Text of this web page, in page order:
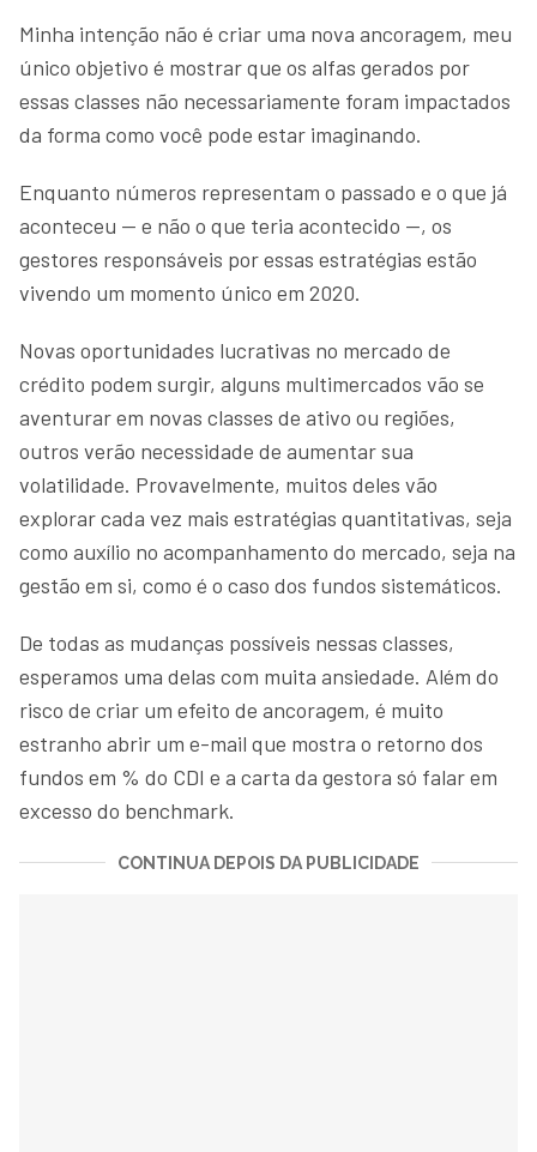
Minha intenção não é criar uma nova ancoragem, meu
único objetivo é mostrar que os alfas gerados por
essas classes não necessariamente foram impactados
da forma como você pode estar imaginando.
Enquanto números representam o passado e o que já
aconteceu — e não o que teria acontecido —, os
gestores responsáveis por essas estratégias estão
vivendo um momento único em 2020.
Novas oportunidades lucrativas no mercado de
crédito podem surgir, alguns multimercados vão se
aventurar em novas classes de ativo ou regiões,
outros verão necessidade de aumentar sua
volatilidade. Provavelmente, muitos deles vão
explorar cada vez mais estratégias quantitativas, seja
como auxílio no acompanhamento do mercado, seja na
gestão em si, como é o caso dos fundos sistemáticos.
De todas as mudanças possíveis nessas classes,
esperamos uma delas com muita ansiedade. Além do
risco de criar um efeito de ancoragem, é muito
estranho abrir um e-mail que mostra o retorno dos
fundos em % do CDI e a carta da gestora só falar em
excesso do benchmark.
CONTINUA DEPOIS DA PUBLICIDADE